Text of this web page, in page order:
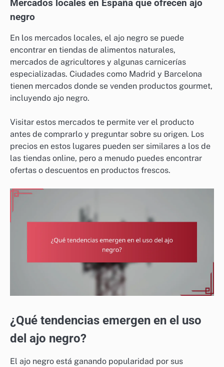
Mercados locales en España que ofrecen ajo
negro
En los mercados locales, el ajo negro se puede
encontrar en tiendas de alimentos naturales,
mercados de agricultores y algunas carnicerías
especializadas. Ciudades como Madrid y Barcelona
tienen mercados donde se venden productos gourmet,
incluyendo ajo negro.
Visitar estos mercados te permite ver el producto
antes de comprarlo y preguntar sobre su origen. Los
precios en estos lugares pueden ser similares a los de
las tiendas online, pero a menudo puedes encontrar
ofertas o descuentos en productos frescos.
¿Qué tendencias emergen en el uso
del ajo negro?
El ajo negro está ganando popularidad por sus